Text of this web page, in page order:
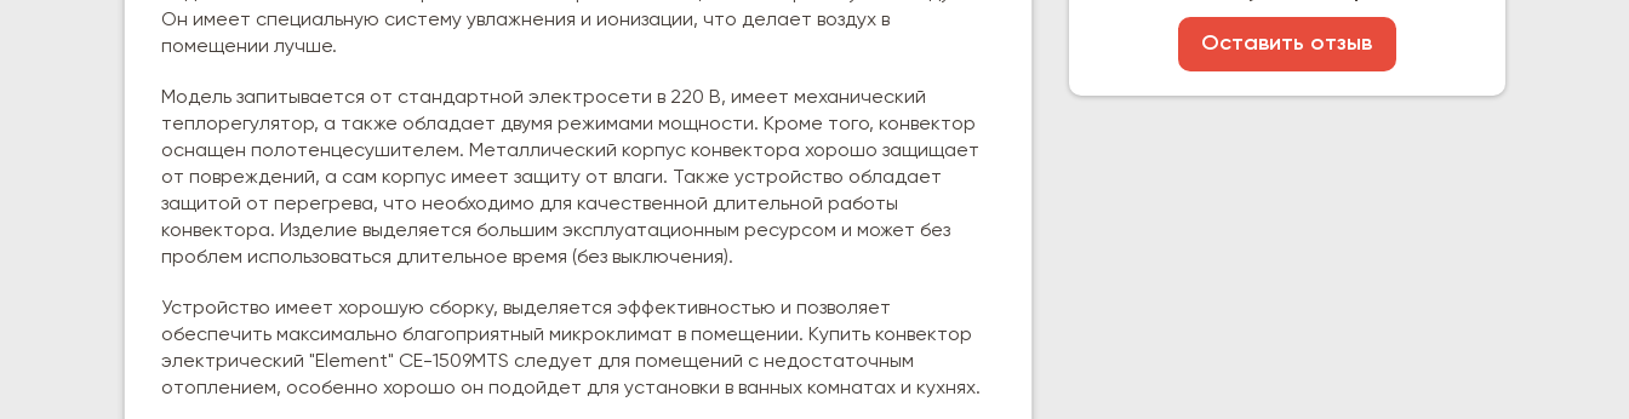
Он имеет специальную систему увлажнения и ионизации, что делает воздух в
помещении лучше.
Модель запитывается от стандартной электросети в 220 В, имеет механический
теплорегулятор, а также обладает двумя режимами мощности. Кроме того, конвектор
оснащен полотенцесушителем. Металлический корпус конвектора хорошо защищает
от повреждений, а сам корпус имеет защиту от влаги. Также устройство обладает
защитой от перегрева, что необходимо для качественной длительной работы
конвектора. Изделие выделяется большим эксплуатационным ресурсом и может без
проблем использоваться длительное время (без выключения).
Устройство имеет хорошую сборку, выделяется эффективностью и позволяет
обеспечить максимально благоприятный микроклимат в помещении. Купить конвектор
электрический "Element" CE-1509MTS следует для помещений с недостаточным
отоплением, особенно хорошо он подойдет для установки в ванных комнатах и кухнях.
Оставить отзыв